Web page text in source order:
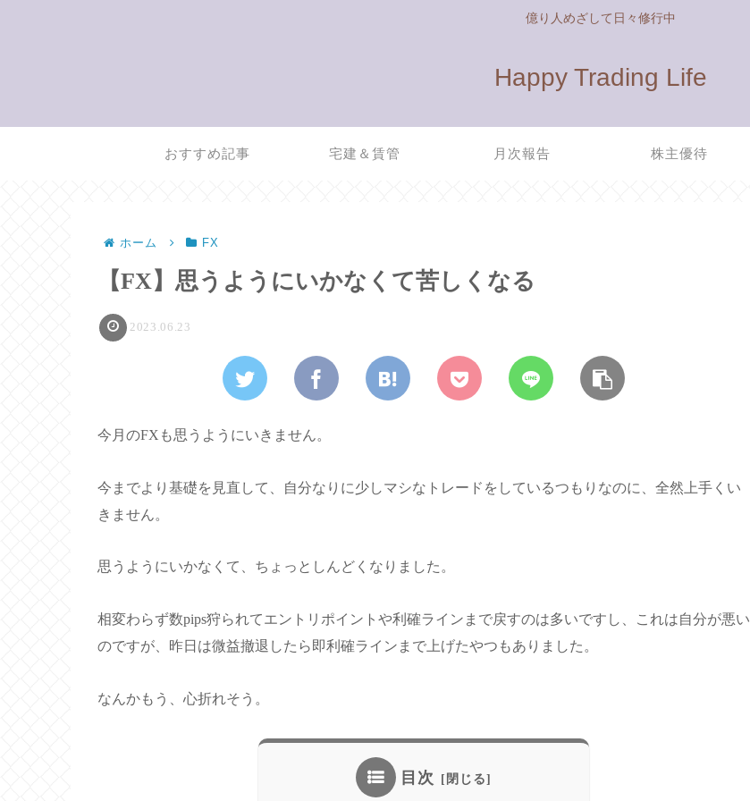
億り人めざして日々修行中
Happy Trading Life
おすすめ記事 宅建＆賃管 月次報告 株主優待
ホーム FX
【FX】思うようにいかなくて苦しくなる
2023.06.23
今月のFXも思うようにいきません。
今までより基礎を見直して、自分なりに少しマシなトレードをしているつもりなのに、全然上手くい
きません。
思うようにいかなくて、ちょっとしんどくなりました。
相変わらず数pips狩られてエントリポイントや利確ラインまで戻すのは多いですし、これは自分が悪い
のですが、昨日は微益撤退したら即利確ラインまで上げたやつもありました。
なんかもう、心折れそう。
目次